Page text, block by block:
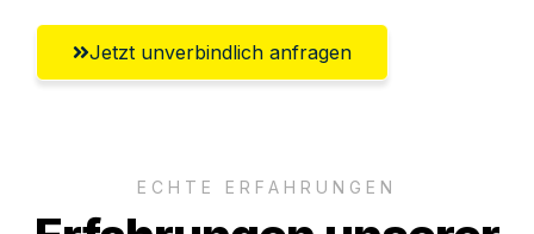
Jetzt unverbindlich anfragen
ECHTE ERFAHRUNGEN